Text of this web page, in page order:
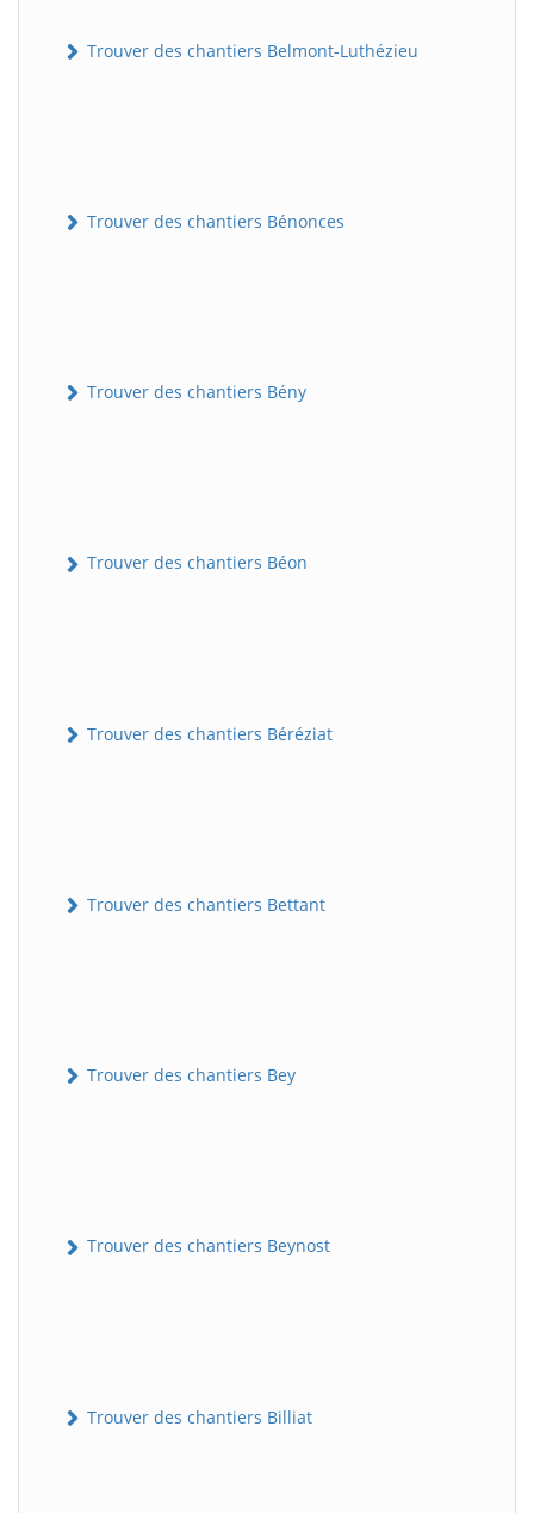
Trouver des chantiers Belmont-Luthézieu
Trouver des chantiers Bénonces
Trouver des chantiers Bény
Trouver des chantiers Béon
Trouver des chantiers Béréziat
Trouver des chantiers Bettant
Trouver des chantiers Bey
Trouver des chantiers Beynost
Trouver des chantiers Billiat